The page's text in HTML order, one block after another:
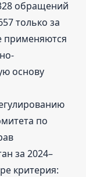
обращений
только за
применяются
основу
по
за 2024–
критерия: